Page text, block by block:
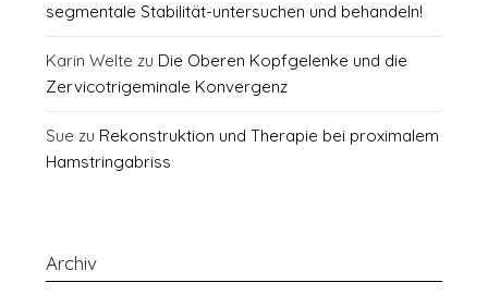
segmentale Stabilität-untersuchen und behandeln!
Karin Welte zu Die Oberen Kopfgelenke und die
Zervicotrigeminale Konvergenz
Sue zu Rekonstruktion und Therapie bei proximalem
Hamstringabriss
Archiv